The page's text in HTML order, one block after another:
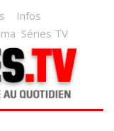
Infos
Séries TV